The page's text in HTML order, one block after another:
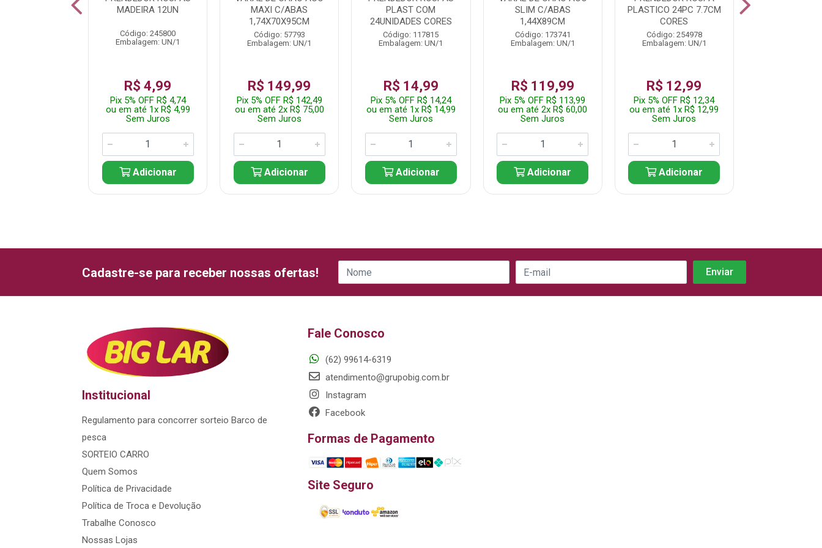
MADEIRA 12UN
Código: 245800
Embalagem: UN/1
R$ 4,99
Pix 5% OFF R$ 4,74
ou em até 1x R$ 4,99
Sem Juros
Adicionar
MAXI C/ABAS
1,74X70X95CM
Código: 57793
Embalagem: UN/1
R$ 149,99
Pix 5% OFF R$ 142,49
ou em até 2x R$ 75,00
Sem Juros
Adicionar
PLAST COM
24UNIDADES CORES
Código: 117815
Embalagem: UN/1
R$ 14,99
Pix 5% OFF R$ 14,24
ou em até 1x R$ 14,99
Sem Juros
Adicionar
SLIM C/ABAS
1,44X89CM
Código: 173741
Embalagem: UN/1
R$ 119,99
Pix 5% OFF R$ 113,99
ou em até 2x R$ 60,00
Sem Juros
Adicionar
PLASTICO 24PC 7.7CM
CORES
Código: 254978
Embalagem: UN/1
R$ 12,99
Pix 5% OFF R$ 12,34
ou em até 1x R$ 12,99
Sem Juros
Adicionar
Cadastre-se para receber nossas ofertas!
Institucional
Regulamento para concorrer sorteio Barco de
pesca
SORTEIO CARRO
Quem Somos
Política de Privacidade
Política de Troca e Devolução
Trabalhe Conosco
Nossas Lojas
Fale Conosco
(62) 99614-6319
atendimento@grupobig.com.br
Instagram
Facebook
Formas de Pagamento
Site Seguro